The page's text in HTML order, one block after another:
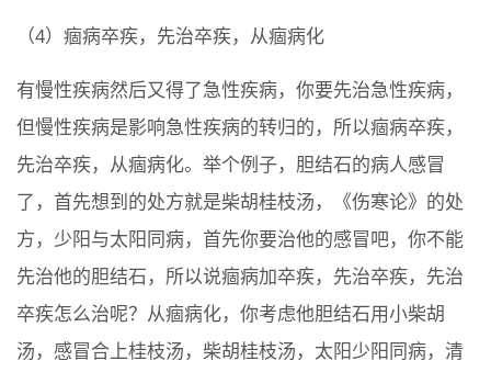
（4）痼病卒疾，先治卒疾，从痼病化
有慢性疾病然后又得了急性疾病，你要先治急性疾病，
但慢性疾病是影响急性疾病的转归的，所以痼病卒疾，
先治卒疾，从痼病化。举个例子，胆结石的病人感冒
了，首先想到的处方就是柴胡桂枝汤，《伤寒论》的处
方，少阳与太阳同病，首先你要治他的感冒吧，你不能
先治他的胆结石，所以说痼病加卒疾，先治卒疾，先治
卒疾怎么治呢？从痼病化，你考虑他胆结石用小柴胡
汤，感冒合上桂枝汤，柴胡桂枝汤，太阳少阳同病，清